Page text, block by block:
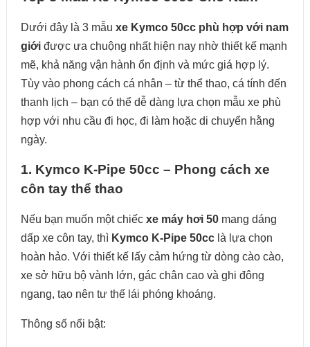
Dưới đây là 3 mẫu xe Kymco 50cc phù hợp với nam
giớiđược ưa chuộng nhất hiện nay nhờ thiết kế mạnh
mẽ, khả năng vận hành ổn định và mức giá hợp lý.
Tùy vào phong cách cá nhân – từ thể thao, cá tính đến
thanh lịch – bạn có thể dễ dàng lựa chọn mẫu xe phù
hợp với nhu cầu đi học, đi làm hoặc di chuyển hằng
ngày.
1. Kymco K-Pipe 50cc – Phong cách xe
côn tay thể thao
Nếu bạn muốn một chiếc xe máy hơi 50mang dáng
dấp xe côn tay, thì Kymco K-Pipe 50cclà lựa chọn
hoàn hảo. Với thiết kế lấy cảm hứng từ dòng cào cào,
xe sở hữu bộ vành lớn, gác chân cao và ghi đông
ngang, tạo nên tư thế lái phóng khoáng.
Thông số nổi bật: